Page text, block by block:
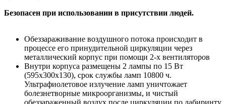
Безопасен при использовании в присутствии людей.
Обеззараживание воздушного потока происходит в
процессе его принудительной циркуляции через
металлический корпус при помощи 2-х вентиляторов
Внутри корпуса размещены 2 лампы по 15 Вт
(595х300х130), срок службы ламп 10800 ч.
Ультрафиолетовое излучение ламп уничтожает
болезнетворные микроорганизмы, и чистый